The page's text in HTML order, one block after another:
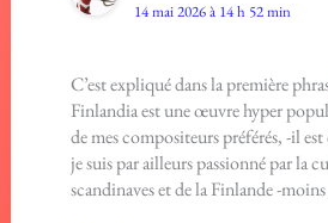
14 mai 2026 à 14 h 52 min
C’est expliqué dans la première
Finlandia est une œuvre hyper
de mes compositeurs préférés, -il
je suis par ailleurs passionné par la
scandinaves et de la Finlande -